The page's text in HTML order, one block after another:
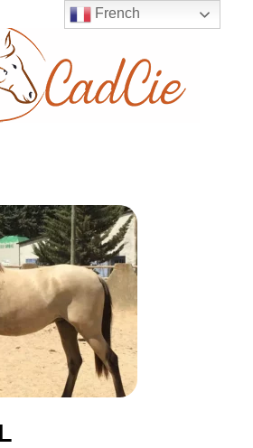
French